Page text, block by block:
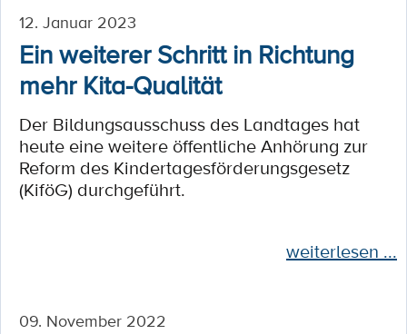
12. Januar 2023
Ein weiterer Schritt in Richtung
mehr Kita-Qualität
Der Bildungsausschuss des Landtages hat
heute eine weitere öffentliche Anhörung zur
Reform des Kindertagesförderungsgesetz
(KiföG) durchgeführt.
weiterlesen ...
09. November 2022